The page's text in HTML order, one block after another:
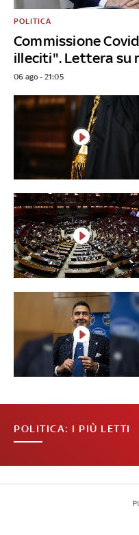
Commissione
illeciti". Lettera su
POLITICA
06 ago - 21:05
POLITICA: I PIÙ LETTI